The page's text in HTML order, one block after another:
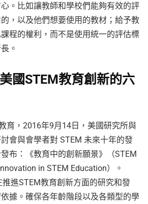
。比如讓教師和學校們能夠有效的評
，以及他們想要使用的教材；給予教
程的權利，而不是使用統一的評估標
。
國STEM教育創新的六
育，2016年9月14日，美國研究所與
會與會學者對 STEM 未來十年的發
布：《教育中的創新願景》（STEM
in STEM Education）。
推進STEM教育創新方面的研究和發
據。確保各年齡階段以及各類型的學